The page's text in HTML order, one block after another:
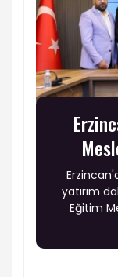
yatırım
Eğitim